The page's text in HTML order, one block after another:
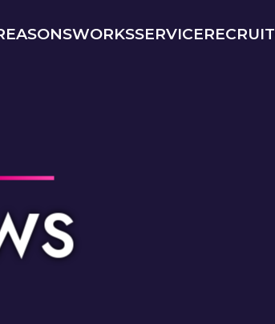
WORKSSERVICERECRUIT